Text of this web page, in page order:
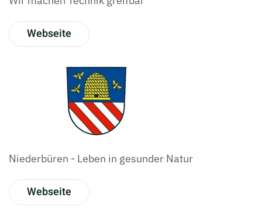
Webseite
Niederbüren - Leben in gesunder Natur
Webseite